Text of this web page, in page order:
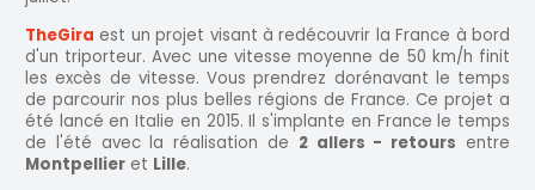
TheGira est un projet visant à redécouvrir la France à bord
d'un triporteur. Avec une vitesse moyenne de 50 km/h finit
les excès de vitesse. Vous prendrez dorénavant le temps
de parcourir nos plus belles régions de France. Ce projet a
été lancé en Italie en 2015. Il s'implante en France le temps
de l'été avec la réalisation de 2 allers - retours entre
Montpellier et Lille.